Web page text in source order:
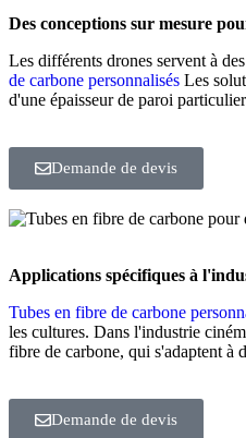
Des conceptions sur mesure
Les différents drones servent à
de carbone personnalisés Les
d'une épaisseur de paroi
Demande de devis
Applications spécifiques à
Tubes en fibre de carbone
les cultures. Dans l'industrie
fibre de carbone, qui s'adaptent à
Demande de devis